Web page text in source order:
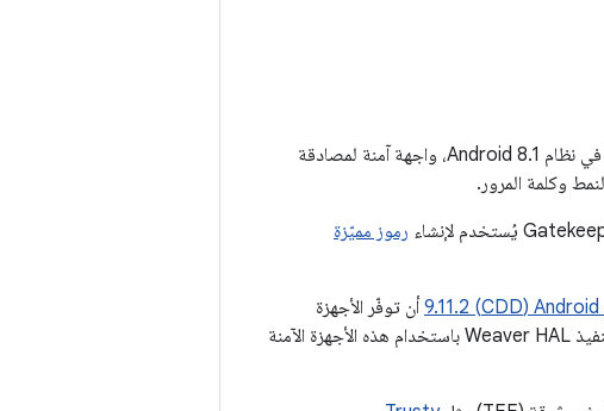
)، والتي تم طرحها في نظام Android 8.1، واجهة آمنة لمصادقة
رموز مميّزة
أن توفّر الأجهزة
المتوافقة مع StrongBox أجهزة آمنة مخصّصة تتيح مصادقة المستخدم الآمنة. يؤدي تنفيذ Weaver HAL باستخدام هذه الأجهزة الآمنة